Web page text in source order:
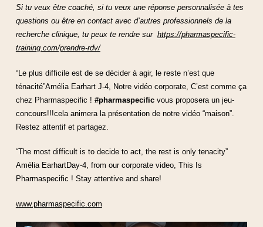
Si tu veux être coaché, si tu veux une réponse personnalisée à tes
questions ou être en contact avec d’autres professionnels de la
recherche clinique, tu peux te rendre sur https://pharmaspecific-
training.com/prendre-rdv/
“Le plus difficile est de se décider à agir, le reste n’est que
ténacité”Amélia Earhart J-4, Notre vidéo corporate, C’est comme ça
chez Pharmaspecific ! #pharmaspecificvous proposera un jeu-
concours!!!cela animera la présentation de notre vidéo “maison”.
Restez attentif et partagez.
“The most difficult is to decide to act, the rest is only tenacity”
Amélia EarhartDay-4, from our corporate video, This Is
Pharmaspecific ! Stay attentive and share!
www.pharmaspecific.com